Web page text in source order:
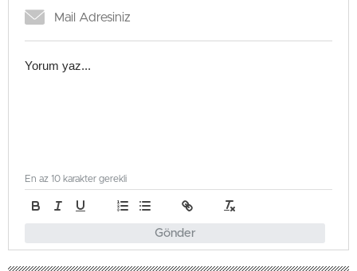
Gönder
En az 10 karakter gerekli